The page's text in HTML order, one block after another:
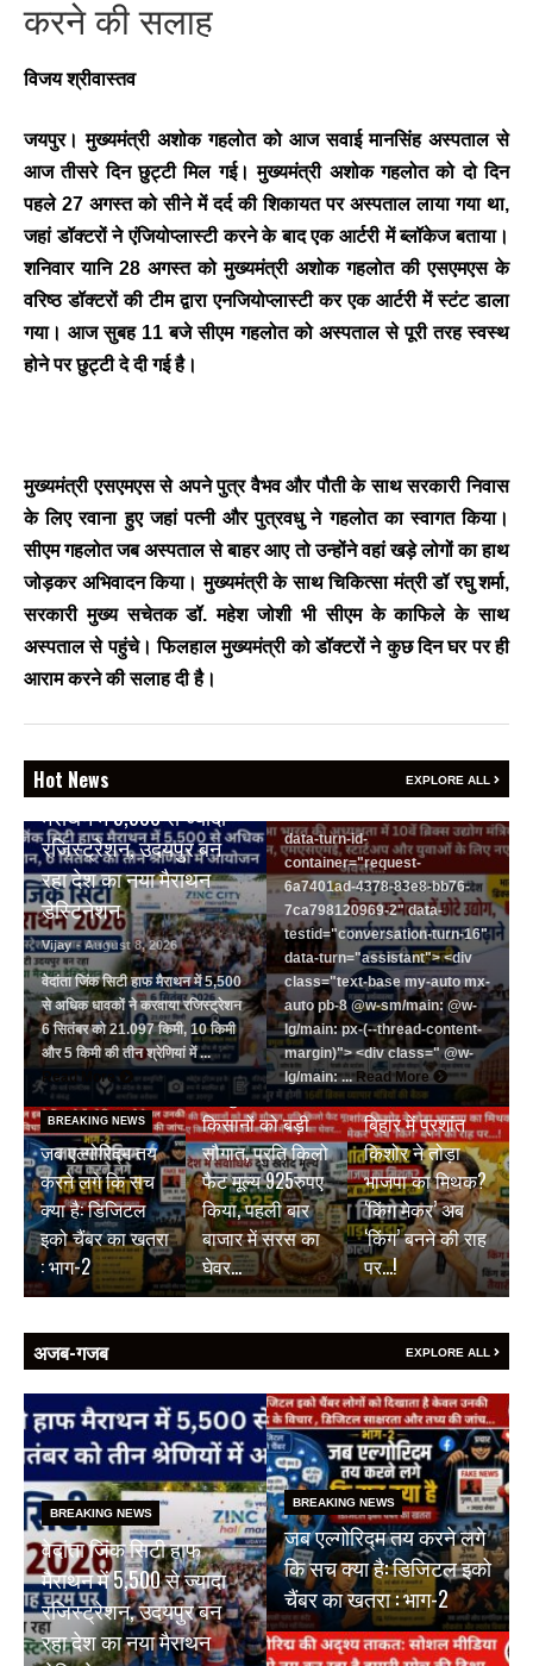
करने की सलाह
विजय श्रीवास्तव
जयपुर। मुख्यमंत्री अशोक गहलोत को आज सवाई मानसिंह अस्पताल से
आज तीसरे दिन छुट्टी मिल गई। मुख्यमंत्री अशोक गहलोत को दो दिन
पहले 27 अगस्त को सीने में दर्द की शिकायत पर अस्पताल लाया गया था,
जहां डॉक्टरों ने एंजियोप्लास्टी करने के बाद एक आर्टरी में ब्लॉकेज बताया।
शनिवार यानि 28 अगस्त को मुख्यमंत्री अशोक गहलोत की एसएमएस के
वरिष्ठ डॉक्टरों की टीम द्वारा एनजियोप्लास्टी कर एक आर्टरी में स्टंट डाला
गया। आज सुबह 11 बजे सीएम गहलोत को अस्पताल से पूरी तरह स्वस्थ
होने पर छुट्टी दे दी गई है।
मुख्यमंत्री एसएमएस से अपने पुत्र वैभव और पौती के साथ सरकारी निवास
के लिए रवाना हुए जहां पत्नी और पुत्रवधु ने गहलोत का स्वागत किया।
सीएम गहलोत जब अस्पताल से बाहर आए तो उन्होंने वहां खड़े लोगों का हाथ
जोड़कर अभिवादन किया। मुख्यमंत्री के साथ चिकित्सा मंत्री डॉ रघु शर्मा,
सरकारी मुख्य सचेतक डॉ. महेश जोशी भी सीएम के काफिले के साथ
अस्पताल से पहुंचे। फिलहाल मुख्यमंत्री को डॉक्टरों ने कुछ दिन घर पर ही
आराम करने की सलाह दी है।
Hot News EXPLORE ALL
वेदांता जिंक सिटी हाफ
मैराथन में 5,500 से ज्यादा
रजिस्ट्रेशन, उदयपुर बन
रहा देश का नया मैराथन
डेस्टिनेशन
Vijay - August 8, 2026
वेदांता जिंक सिटी हाफ मैराथन में 5,500
से अधिक धावकों ने करवाया रजिस्ट्रेशन
6 सितंबर को 21.097 किमी, 10 किमी
और 5 किमी की तीन श्रेणियां में ...
Read More
छोटे उद्योगों, स्टार्टअप और
रोजगार बढ़ाने पर सहमति
Vijay - August 6, 2026
<section class="text-token-
text-primary w-full
focus:outline-none has-data-
writing-block:pointer-events-
R6Vx5W_threadScrollVars
data-turn-id-
container="request-
6a7401ad-4378-83e8-bb76-
7ca798120969-2" data-
testid="conversation-turn-16"
data-turn="assistant"> <div
class="text-base my-auto mx-
auto pb-8 @w-sm/main: @w-
lg/main: px-(--thread-content-
margin)"> <div class=" @w-
lg/main: ... Read More
BREAKING NEWS
जब एल्गोरिद्म तय
करने लगे कि सच
क्या है: डिजिटल
इको चैंबर का खतरा
: भाग-2
BREAKING NEWS
जयपुर डेयरी की
किसानों को बड़ी
सौगात, प्रति किलो
फैट मूल्य 925रुपए
किया, पहली बार
बाजार में सरस का
घेवर…
BREAKING NEWS
बिहार में प्रशांत
किशोर ने तोड़ा
भाजपा का मिथक?
‘किंग मेकर’ अब
‘किंग’ बनने की राह
पर…!
अजब-गजब EXPLORE ALL
BREAKING NEWS
वेदांता जिंक सिटी हाफ
मैराथन में 5,500 से ज्यादा
रजिस्ट्रेशन, उदयपुर बन
रहा देश का नया मैराथन
BREAKING NEWS
जब एल्गोरिद्म तय करने लगे
कि सच क्या है: डिजिटल इको
चैंबर का खतरा : भाग-2